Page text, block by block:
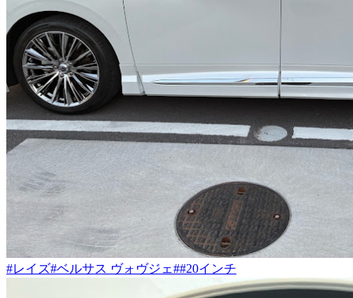
#レイズ#ベルサス ヴォヴジェ##20インチ